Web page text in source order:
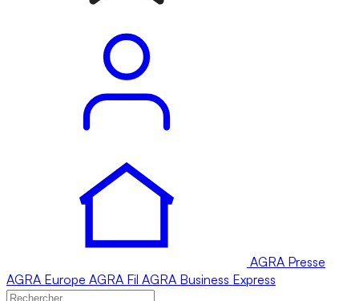
AGRA Presse
AGRA Europe AGRA Fil AGRA Business Express